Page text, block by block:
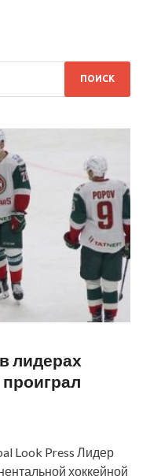
лидерах
проиграл
Look Press Лидер
хоккейной